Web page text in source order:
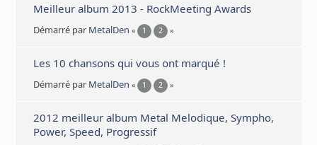
Meilleur album 2013 - RockMeeting Awards
Démarré par MetalDen « 1 2 »
Les 10 chansons qui vous ont marqué !
Démarré par MetalDen « 1 2 »
2012 meilleur album Metal Melodique, Sympho,
Power, Speed, Progressif